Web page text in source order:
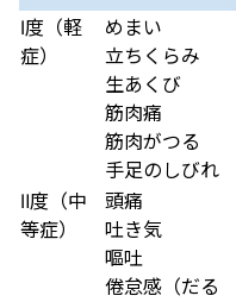
Ⅰ度（軽
症）
めまい
立ちくらみ
生あくび
筋肉痛
筋肉がつる
手足のしびれ
Ⅱ度（中
等症）
頭痛
吐き気
嘔吐
倦怠感（だる